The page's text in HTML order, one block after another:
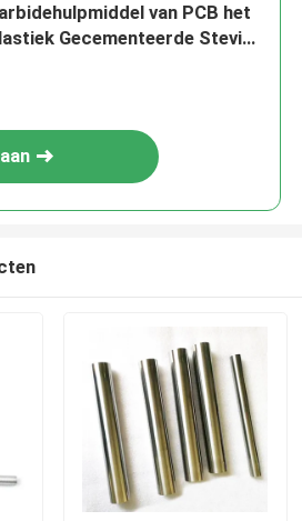
van PCB het
Gecementeerde Stevige